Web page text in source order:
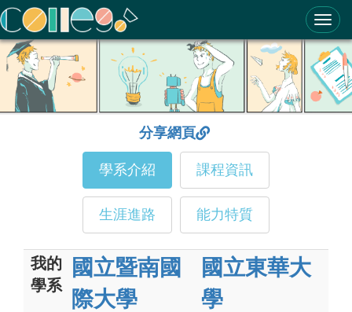
ColleGo! 大學選才與高中育才輔助系統
分享網頁
學系介紹 課程資訊
生涯進路 能力特質
我的
學系
國立暨南國
際大學
國立東華大
學